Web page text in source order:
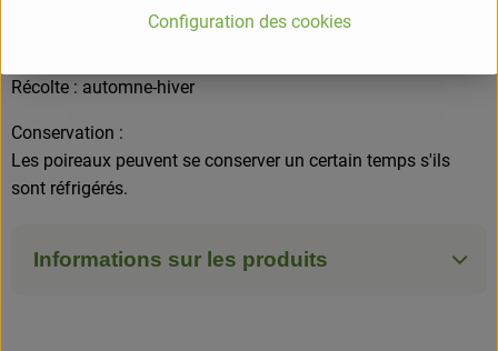
Il contient des huiles essentielles, qui ont un effet inhibiteur
Récolte : automne-hiver
Conservation :
Les poireaux peuvent se conserver un certain temps s'ils
sont réfrigérés.
Informations sur les produits
Configuration des cookies